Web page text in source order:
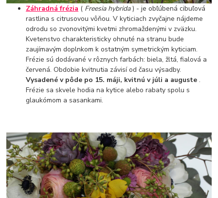
Záhradná frézia ( Freesia hybrida) - je obľúbená cibuľová
rastlina s citrusovou vôňou. V kyticiach zvyčajne nájdeme
odrodu so zvonovitými kvetmi zhromaždenými v zväzku.
Kvetenstvo charakteristicky ohnuté na stranu bude
zaujímavým doplnkom k ostatným symetrickým kyticiam.
Frézie sú dodávané v rôznych farbách: biela, žltá, fialová a
červená. Obdobie kvitnutia závisí od času výsadby.
Vysadené v pôde po 15. máji, kvitnú v júli a auguste.
Frézie sa skvele hodia na kytice alebo rabaty spolu s
glaukómom a sasankami.